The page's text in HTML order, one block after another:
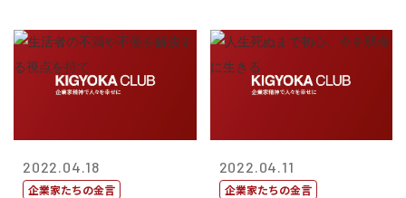
2022.04.18
企業家たちの金言
2022.04.11
企業家たちの金言